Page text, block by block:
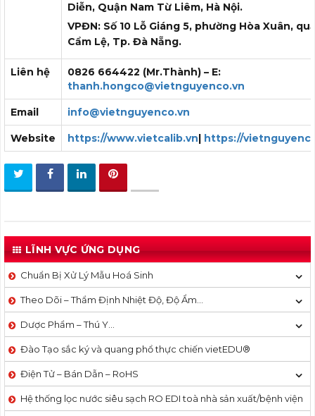
Diễn, Quận Nam Từ Liêm, Hà Nội.
VPĐN: Số 10 Lỗ Giáng 5, phường Hòa Xuân,
Cẩm Lệ, Tp. Đà Nẵng.
Liên hệ
0826 664422 (Mr.Thành) – E:
thanh.hongco@vietnguyenco.vn
Email info@vietnguyenco.vn
Website https://www.vietcalib.vn| https://
LĨNH VỰC ỨNG DỤNG
Chuẩn Bị Xử Lý Mẫu Hoá Sinh
Theo Dõi – Thẩm Định Nhiệt Độ, Độ Ẩm…
Dược Phẩm – Thú Y…
Đào Tạo sắc ký và quang phổ thực chiến vietEDU®
Điện Tử – Bán Dẫn – RoHS
Hệ thống lọc nước siêu sạch RO EDI​​ toà nhà sản xuất/bệnh viện